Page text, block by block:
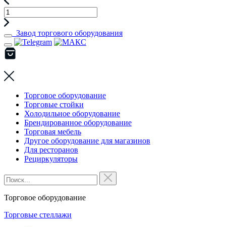
Завод торгового оборудования
Торговое оборудование
Торговые стойки
Холодильное оборудование
Брендированное оборудование
Торговая мебель
Другое оборудование для магазинов
Для ресторанов
Рециркуляторы
Торговое оборудование
Торговые стеллажи